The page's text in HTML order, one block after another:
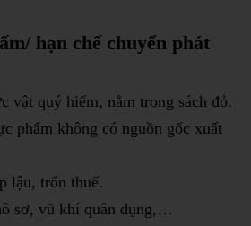
hạn chế chuyển phát
vật quý hiếm, nằm trong sách đỏ.
phẩm không có nguồn gốc xuất
lậu, trốn thuế.
sơ, vũ khí quân dụng,…